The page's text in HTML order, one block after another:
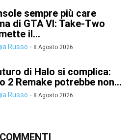
sempre più care
di GTA VI: Take-Two
il...
Russo - 8 Agosto 2026
di Halo si complica:
2 Remake potrebbe non...
Russo - 8 Agosto 2026